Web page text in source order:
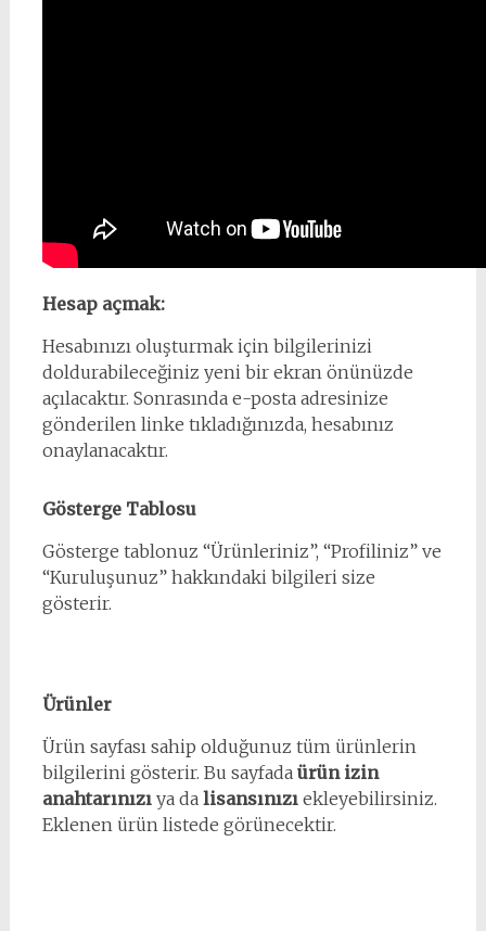
Hesap açmak:
Hesabınızı oluşturmak için bilgilerinizi
doldurabileceğiniz yeni bir ekran önünüzde
açılacaktır. Sonrasında e-posta adresinize
gönderilen linke tıkladığınızda, hesabınız
onaylanacaktır.
Gösterge Tablosu
Gösterge tablonuz “Ürünleriniz”, “Profiliniz” ve
“Kuruluşunuz” hakkındaki bilgileri size
gösterir.
Ürünler
Ürün sayfası sahip olduğunuz tüm ürünlerin
bilgilerini gösterir. Bu sayfada ürün izin
anahtarınızıya da lisansınızı ekleyebilirsiniz.
Eklenen ürün listede görünecektir.